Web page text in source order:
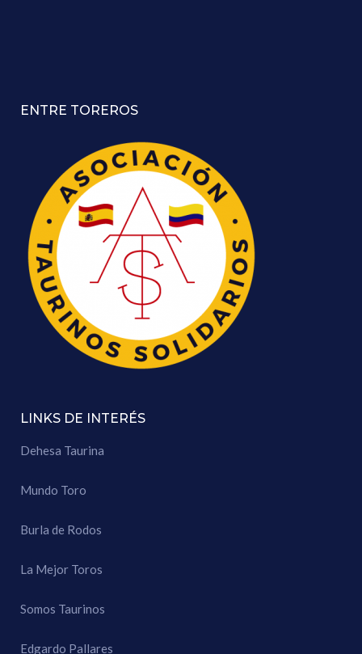
ENTRE TOREROS
LINKS DE INTERÉS
Dehesa Taurina
Mundo Toro
Burla de Rodos
La Mejor Toros
Somos Taurinos
Edgardo Pallares